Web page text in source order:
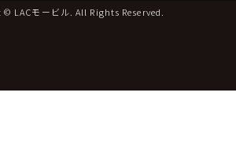
LACモービル. All Rights Reserved.